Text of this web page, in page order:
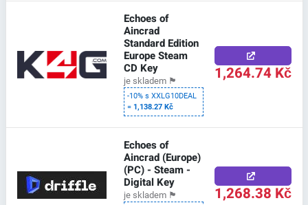
Echoes of
Aincrad
Standard Edition
Europe Steam
CD Key
je skladem 🏴
-10% s XXLG10DEAL
=1,138.27 Kč
1,264.74 Kč
Echoes of
Aincrad (Europe)
(PC) - Steam -
Digital Key
je skladem 🏴 1,268.38 Kč